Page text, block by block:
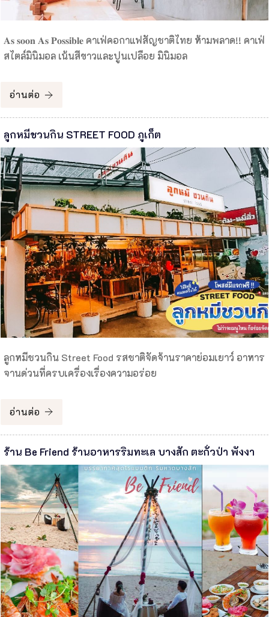
𝐀𝐬 𝐬𝐨𝐨𝐧 𝐀𝐬 𝐏𝐨𝐬𝐬𝐢𝐛𝐥𝐞 คาเฟ่คอกาแฟสัญชาติไทย ห้ามพลาด!! คาเฟ่
สไตล์มินิมอล เน้นสีขาวและปูนเปลือย มินิมอล
อ่านต่อ
ลูกหมีชวนกิน STREET FOOD ภูเก็ต
ลูกหมีชวนกิน Street Food รสชาติจัดจ้านราคาย่อมเยาว์ อาหาร
จานด่วนที่ครบเครื่องเรื่องความอร่อย
อ่านต่อ
ร้าน Be Friend ร้านอาหารริมทะเล บางสัก ตะกั่วป่า พังงา